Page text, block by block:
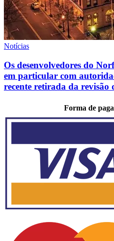
Notícias
Os desenvolvedores do
em particular com
recente retirada da revisão
Forma de